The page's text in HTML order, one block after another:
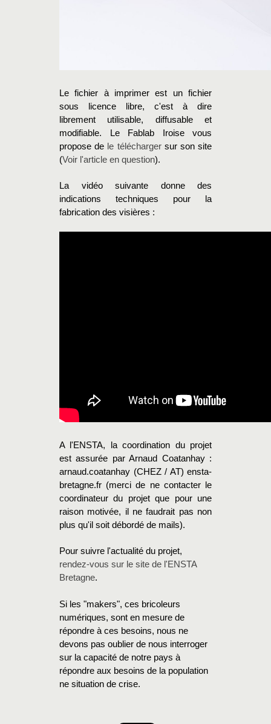
Le fichier à imprimer est un fichier
sous licence libre, c'est à dire
librement utilisable, diffusable et
modifiable. Le Fablab Iroise vous
propose de le téléchargersur son site
(Voir l'article en question).
La vidéo suivante donne des
indications techniques pour la
fabrication des visières :
A l'ENSTA, la coordination du projet
est assurée parArnaud Coatanhay :
arnaud.coatanhay (CHEZ / AT) ensta-
bretagne.fr (merci de ne contacter le
coordinateur du projet que pour une
raison motivée, il ne faudrait pas non
plus qu'il soit débordé de mails).
Pour suivre l'actualité du projet,
rendez-vous sur le site de l'ENSTA
Bretagne.
Si les "makers", ces bricoleurs
numériques, sont en mesure de
répondre à ces besoins, nous ne
devons pas oublier de nous interroger
sur la capacité de notre pays à
répondre aux besoins de la population
ne situation de crise.